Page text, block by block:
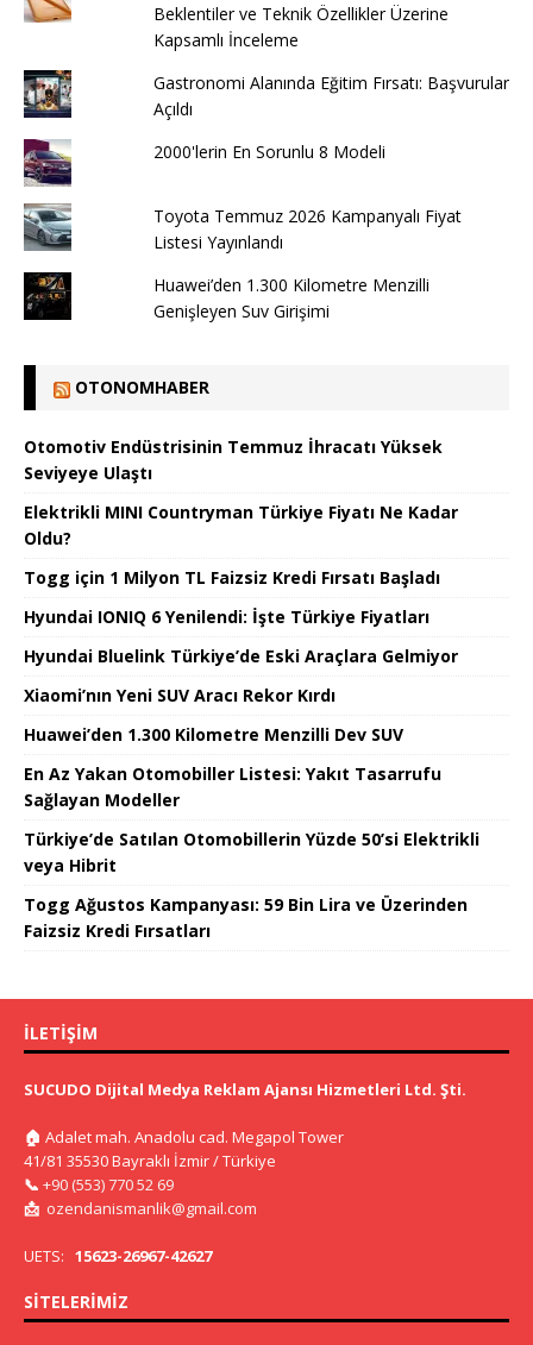
Beklentiler ve Teknik Özellikler Üzerine
Kapsamlı İnceleme
Gastronomi Alanında Eğitim Fırsatı: Başvurular
Açıldı
2000'lerin En Sorunlu 8 Modeli
Toyota Temmuz 2026 Kampanyalı Fiyat
Listesi Yayınlandı
Huawei’den 1.300 Kilometre Menzilli
Genişleyen Suv Girişimi
OTONOMHABER
Otomotiv Endüstrisinin Temmuz İhracatı Yüksek
Seviyeye Ulaştı
Elektrikli MINI Countryman Türkiye Fiyatı Ne Kadar
Oldu?
Togg için 1 Milyon TL Faizsiz Kredi Fırsatı Başladı
Hyundai IONIQ 6 Yenilendi: İşte Türkiye Fiyatları
Hyundai Bluelink Türkiye’de Eski Araçlara Gelmiyor
Xiaomi’nın Yeni SUV Aracı Rekor Kırdı
Huawei’den 1.300 Kilometre Menzilli Dev SUV
En Az Yakan Otomobiller Listesi: Yakıt Tasarrufu
Sağlayan Modeller
Türkiye’de Satılan Otomobillerin Yüzde 50’si Elektrikli
veya Hibrit
Togg Ağustos Kampanyası: 59 Bin Lira ve Üzerinden
Faizsiz Kredi Fırsatları
İLETIŞIM
SUCUDO Dijital Medya Reklam Ajansı Hizmetleri Ltd. Şti.
🏠 Adalet mah. Anadolu cad. Megapol Tower
41/81 35530 Bayraklı İzmir / Türkiye
📞 +90 (553) 770 52 69
📩 ozendanismanlik@gmail.com
UETS: 15623-26967-42627
SITELERIMIZ